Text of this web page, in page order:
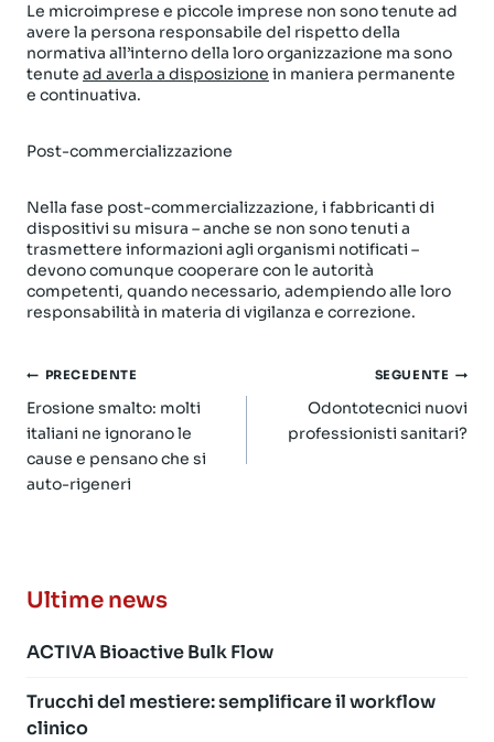
Le microimprese e piccole imprese non sono tenute ad
avere la persona responsabile del rispetto della
normativa all’interno della loro organizzazione ma sono
tenute ad averla a disposizione in maniera permanente
e continuativa.
Post-commercializzazione
Nella fase post-commercializzazione, i fabbricanti di
dispositivi su misura – anche se non sono tenuti a
trasmettere informazioni agli organismi notificati –
devono comunque cooperare con le autorità
competenti, quando necessario, adempiendo alle loro
responsabilità in materia di vigilanza e correzione.
Navigazione
articoli
PRECEDENTE
Erosione smalto: molti
italiani ne ignorano le
cause e pensano che si
auto-rigeneri
SEGUENTE
Odontotecnici nuovi
professionisti sanitari?
Ultime news
ACTIVA Bioactive Bulk Flow
Trucchi del mestiere: semplificare il workflow
clinico